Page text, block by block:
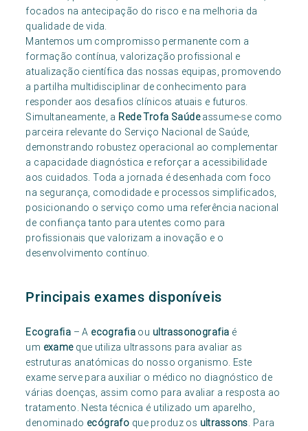
focados na antecipação do risco e na melhoria da
qualidade de vida.
Mantemos um compromisso permanente com a
formação contínua, valorização profissional e
atualização científica das nossas equipas, promovendo
a partilha multidisciplinar de conhecimento para
responder aos desafios clínicos atuais e futuros.
Simultaneamente, a Rede Trofa Saúdeassume-se como
parceira relevante do Serviço Nacional de Saúde,
demonstrando robustez operacional ao complementar
a capacidade diagnóstica e reforçar a acessibilidade
aos cuidados. Toda a jornada é desenhada com foco
na segurança, comodidade e processos simplificados,
posicionando o serviço como uma referência nacional
de confiança tanto para utentes como para
profissionais que valorizam a inovação e o
desenvolvimento contínuo.
Principais exames disponíveis
Ecografia – A ecografia ou ultrassonografia é
um exameque utiliza ultrassons para avaliar as
estruturas anatómicas do nosso organismo. Este
exame serve para auxiliar o médico no diagnóstico de
várias doenças, assim como para avaliar a resposta ao
tratamento. Nesta técnica é utilizado um aparelho,
denominado ecógrafo que produz os ultrassons. Para